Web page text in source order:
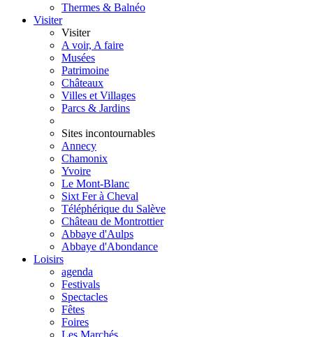
Thermes & Balnéo
Visiter
Visiter
A voir, A faire
Musées
Patrimoine
Châteaux
Villes et Villages
Parcs & Jardins
Sites incontournables
Annecy
Chamonix
Yvoire
Le Mont-Blanc
Sixt Fer à Cheval
Téléphérique du Salève
Château de Montrottier
Abbaye d'Aulps
Abbaye d'Abondance
Loisirs
agenda
Festivals
Spectacles
Fêtes
Foires
Les Marchés